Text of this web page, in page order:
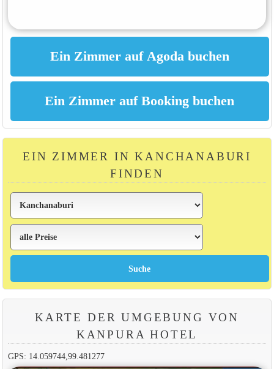
EIN ZIMMER IN KANCHANABURI
FINDEN
KARTE DER UMGEBUNG VON
KANPURA HOTEL
GPS: 14.059744,99.481277